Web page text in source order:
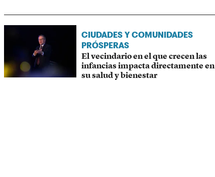
CIUDADES Y COMUNIDADES
PRÓSPERAS
El vecindario en el que crecen las
infancias impacta directamente en
su salud y bienestar